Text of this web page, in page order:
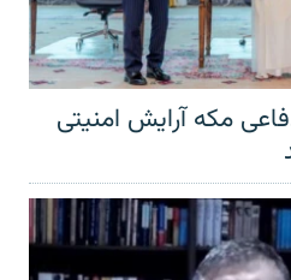
مکه آرایش امنیتی